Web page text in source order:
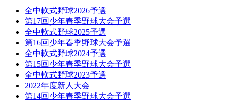
全中軟式野球2026予選
第17回少年春季野球大会予選
全中軟式野球2025予選
第16回少年春季野球大会予選
全中軟式野球2024予選
第15回少年春季野球大会予選
全中軟式野球2023予選
2022年度新人大会
第14回少年春季野球大会予選